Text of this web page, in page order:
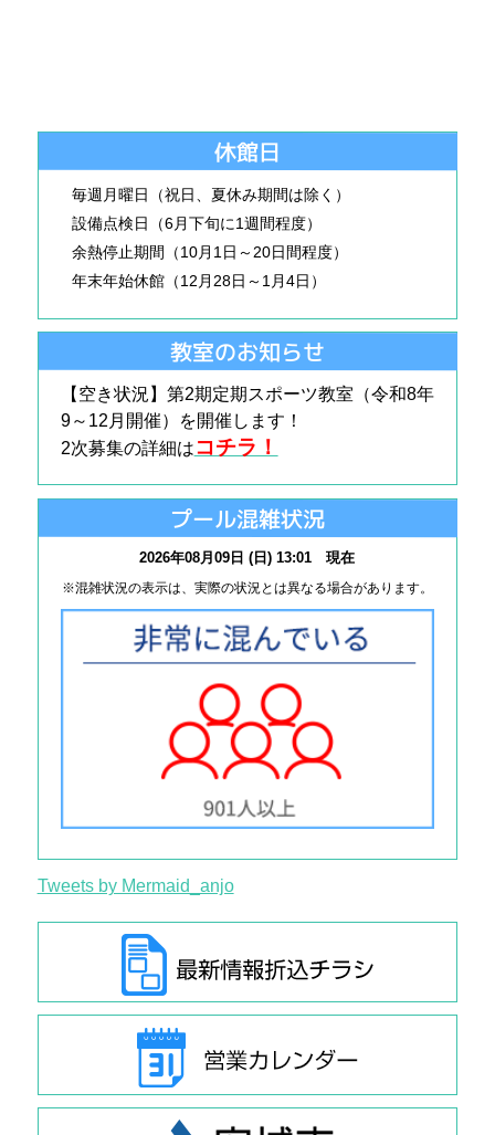
休館日
毎週月曜日（祝日、夏休み期間は除く）
設備点検日（6月下旬に1週間程度）
余熱停止期間（10月1日～20日間程度）
年末年始休館（12月28日～1月4日）
教室のお知らせ
【空き状況】第2期定期スポーツ教室（令和8年
9～12月開催）を開催します！
2次募集の詳細はコチラ！
プール混雑状況
2026年08月09日 (日) 13:01 現在
※混雑状況の表示は、実際の状況とは異なる場合があります。
Tweets by Mermaid_anjo